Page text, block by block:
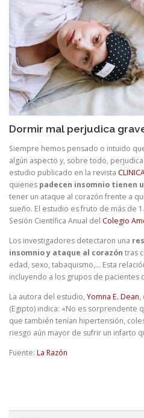
Dormir mal perjudica
Siempre hemos pensado o intuido
algún aspecto y, sobre todo,
estudio publicado en la revista
quienes padecen insomnio tienen
tener un ataque al corazón frente a
sueño. El estudio es fruto de más de
Sesión Científica Anual del Colegio
Los investigadores detectaron una
insomnio y ataque al corazón tras
edad, sexo, tabaquismo,… Esta
incluyendo a los grupos de pacientes
La autora del estudio, Yomna E. Dean,
(Egipto) indica: «No es sorprendente
que también tenían hipertensión,
riesgo aún mayor de sufrir un infarto
Fuente: La Razón